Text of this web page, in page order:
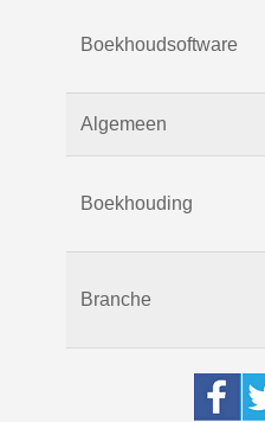
Boekhoudsoftware
Algemeen
Boekhouding
Branche